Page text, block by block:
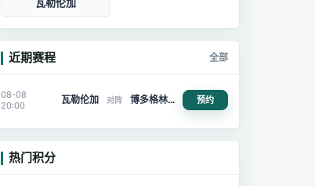
近期赛程 全部
08-08
20:00
瓦勒伦加 对阵 博多格林特 预约
热门积分